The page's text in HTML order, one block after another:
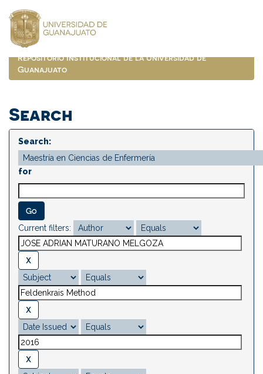
navigation
Repositorio Institucional de la Universidad de
Guanajuato
Search
Search:
for
Current filters: